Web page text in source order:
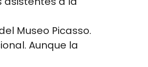
Museo Picasso.
Aunque la